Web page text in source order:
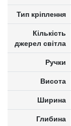
Тип кріплення
Кількість
джерел світла
Ручки
Висота
Ширина
Глибина